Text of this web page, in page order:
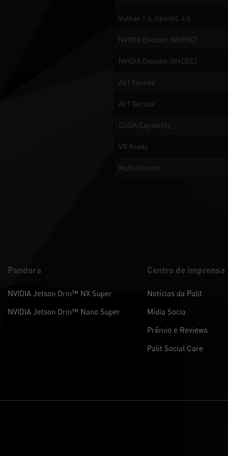
Vulkan 1.4, OpenGL 4.6
NVIDIA Encoder (NVENC)
NVIDIA Decoder (NVDEC)
AV1 Encode
AV1 Decode
CUDA Capability
VR Ready
Multi Monitor
Pandora
NVIDIA Jetson Orin™ NX Super
NVIDIA Jetson Orin™ Nano Super
Centro de imprensa
Notícias da Palit
Mídia Socia
Prêmio e Reviews
Palit Social Care